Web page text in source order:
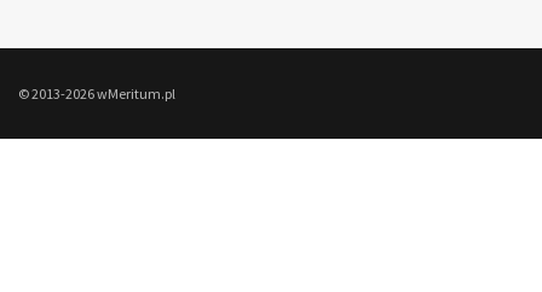
© 2013-2026 wMeritum.pl